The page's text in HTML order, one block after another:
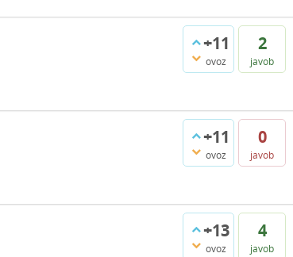
+11
ovoz
2
javob
+11
ovoz
0
javob
+13
ovoz
4
javob